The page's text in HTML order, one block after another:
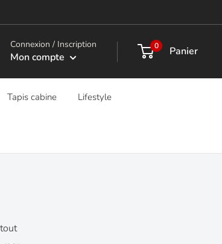
Connexion / Inscription
Mon compte
0 Panier
Tapis cabine Lifestyle